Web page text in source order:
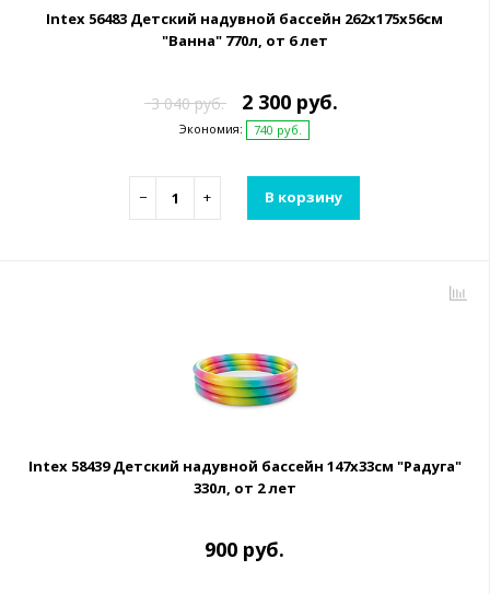
Intex 56483 Детский надувной бассейн 262х175х56см
"Ванна" 770л, от 6 лет
3 040 руб. 2 300 руб.
Экономия: 740 руб.
− + В корзину
Intex 58439 Детский надувной бассейн 147х33см "Радуга"
330л, от 2 лет
900 руб.